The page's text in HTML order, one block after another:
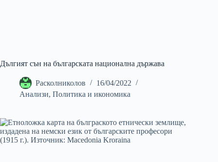
Дългият сън на българската национална държава
Расколниколов
16/04/2022
Анализи, Политика и икономика